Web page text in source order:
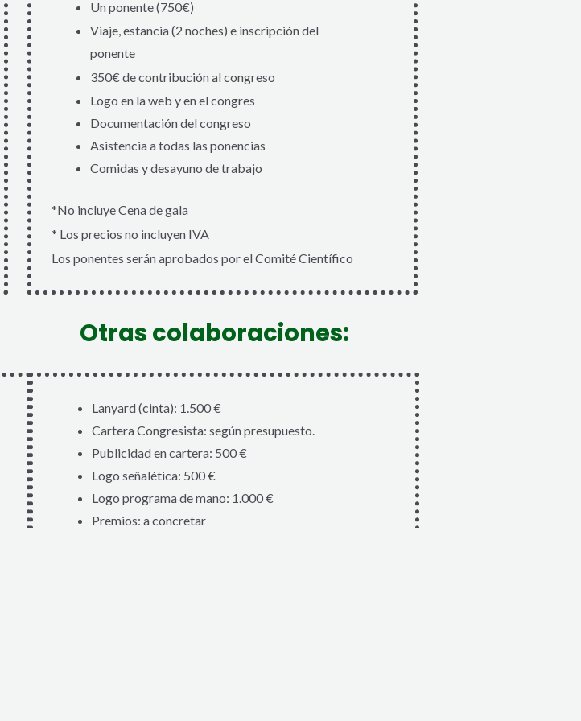
Un ponente (750€)
Viaje, estancia (2 noches) e inscripción del
ponente
350€ de contribución al congreso
Logo en la web y en el congres
Documentación del congreso
Asistencia a todas las ponencias
Comidas y desayuno de trabajo
*No incluye Cena de gala
* Los precios no incluyen IVA
Los ponentes serán aprobados por el Comité Científico
Otras colaboraciones:
Lanyard (cinta): 1.500 €
Cartera Congresista: según presupuesto.
Publicidad en cartera: 500 €
Logo señalética: 500 €
Logo programa de mano: 1.000 €
Premios: a concretar